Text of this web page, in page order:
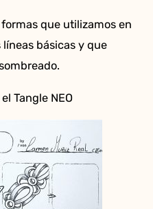
que utilizamos en
básicas y que
Tangle NEO